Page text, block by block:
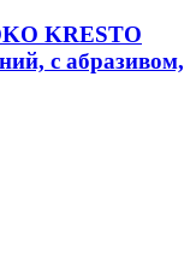
KRESTO
с абразивом,